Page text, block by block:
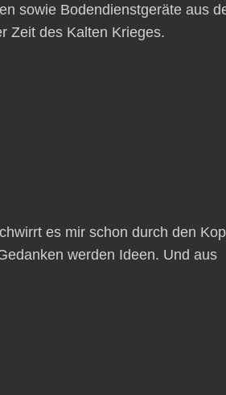
sowie Bodendienstgeräte aus
Zeit des Kalten Krieges.
es mir schon durch den
werden Ideen. Und aus